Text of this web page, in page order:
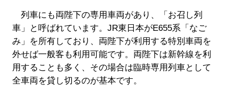
列車にも両陛下の専用車両があり、「お召し列
車」と呼ばれています。JR東日本がE655系「なご
み」を所有しており、両陛下が利用する特別車両を
外せば一般客も利用可能です。両陛下は新幹線を利
用することも多く、その場合は臨時専用列車として
全車両を貸し切るのが基本です。